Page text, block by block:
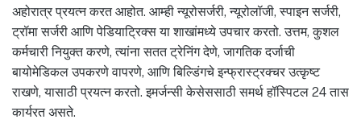
अहोरात्र प्रयत्न करत आहोत. आम्ही न्यूरोसर्जरी, न्यूरोलॉजी, स्पाइन सर्जरी,
ट्रॉमा सर्जरी आणि पेडियाट्रिक्स या शाखांमध्ये उपचार करतो. उत्तम, कुशल
कर्मचारी नियुक्त करणे, त्यांना सतत ट्रेनिंग देणे, जागतिक दर्जाची
बायोमेडिकल उपकरणे वापरणे, आणि बिल्डिंगचे इन्फ्रास्ट्रक्चर उत्कृष्ट
राखणे, यासाठी प्रयत्न करतो. इमर्जन्सी केसेससाठी समर्थ हॉस्पिटल 24 तास
कार्यरत असते.